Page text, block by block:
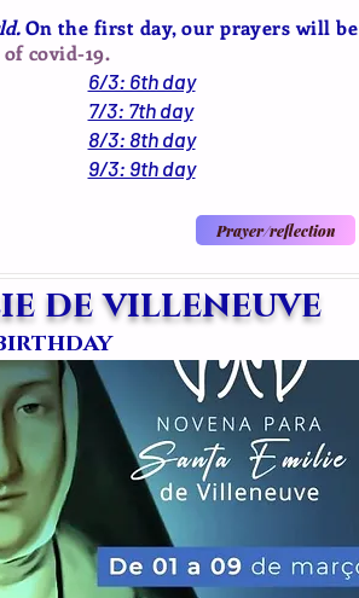
On the first day, our prayers will be
covid-19.
6/3: 6th day
7/3: 7th day
8/3: 8th day
9/3: 9th day
Prayer/reflection
de villeneuve